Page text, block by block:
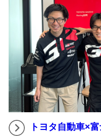
トヨタ自動車×